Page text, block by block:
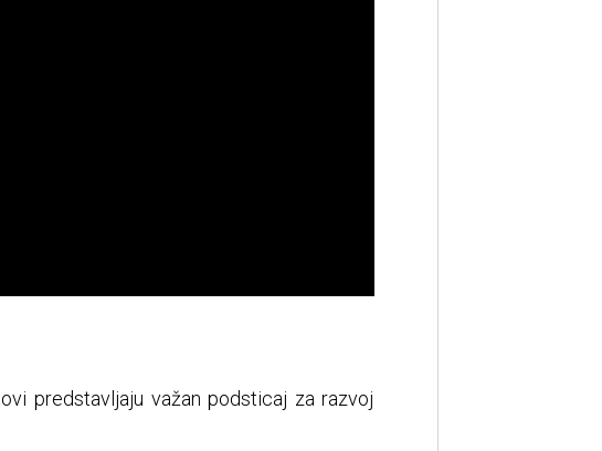
predstavljaju važan podsticaj za razvoj